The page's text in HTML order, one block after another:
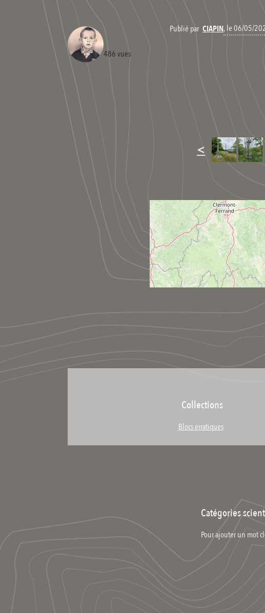
Publié par CIAPIN, le 06/05/
486 vues
<
Collections
Blocs erratiques
Catégories
Pour ajouter un mot